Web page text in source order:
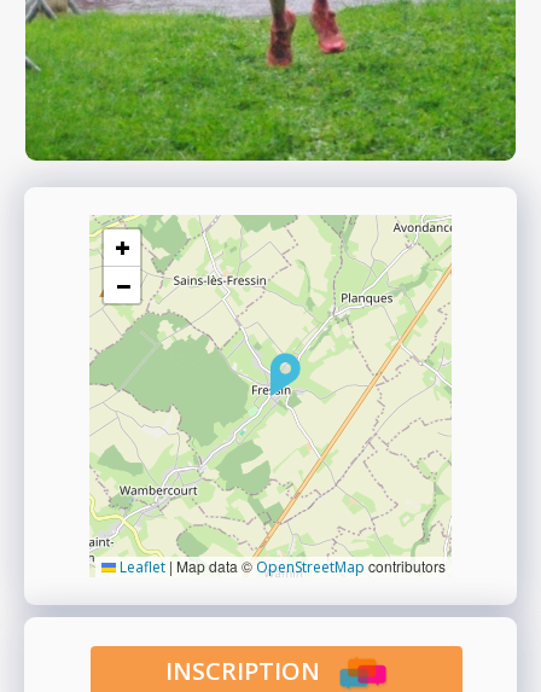
+
−
Leaflet | Map data ©OpenStreetMap contributors
INSCRIPTION